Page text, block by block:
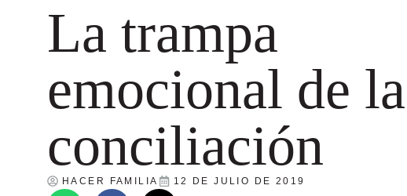
La trampa
emocional de la
conciliación
HACER FAMILIA 12 DE JULIO DE 2019